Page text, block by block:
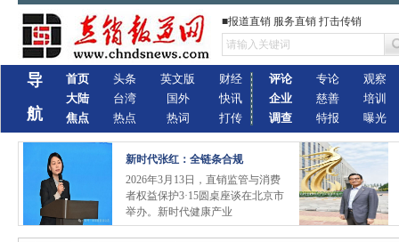
■报道直销 服务直销 打击传销
导
航
首页
大陆
焦点
头条
台湾
热点
英文版
国外
热词
财经
快讯
打传
评论
企业
调查
专论
慈善
特报
观察
培训
曝光
新时代张红：全链条合规
2026年3月13日，直销监管与消费
者权益保护3·15圆桌座谈在北京市
举办。新时代健康产业